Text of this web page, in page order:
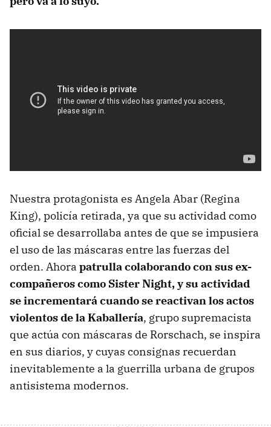
Nuestra protagonista es Angela Abar (Regina
King), policía retirada, ya que su actividad como
oficial se desarrollaba antes de que se impusiera
el uso de las máscaras entre las fuerzas del
orden. Ahora patrulla colaborando con sus ex-
compañeros como Sister Night, y su actividad
se incrementará cuando se reactivan los actos
violentos de la Kaballería, grupo supremacista
que actúa con máscaras de Rorschach, se inspira
en sus diarios, y cuyas consignas recuerdan
inevitablemente a la guerrilla urbana de grupos
antisistema modernos.